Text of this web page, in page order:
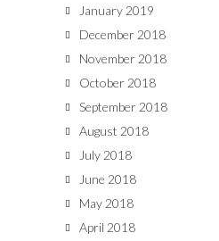
January 2019
December 2018
November 2018
October 2018
September 2018
August 2018
July 2018
June 2018
May 2018
April 2018